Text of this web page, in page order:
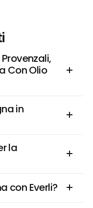
Con Olio
in
la
con Everli?